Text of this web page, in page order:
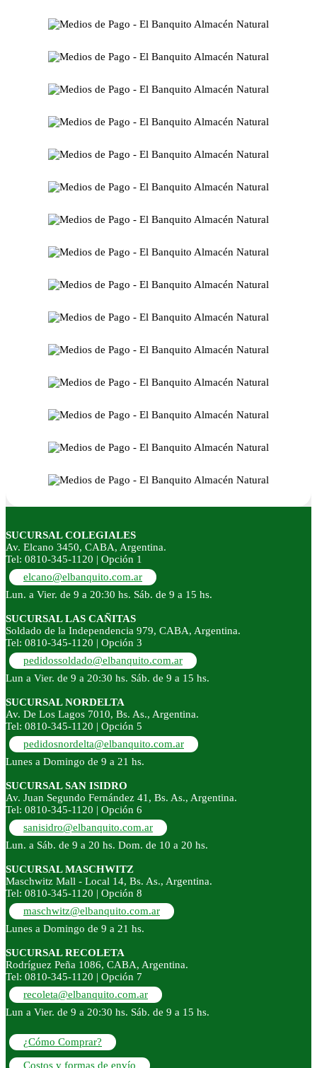
SUCURSAL COLEGIALES
Av. Elcano 3450, CABA, Argentina.
Tel: 0810-345-1120 | Opción 1
elcano@elbanquito.com.ar
Lun. a Vier. de 9 a 20:30 hs. Sáb. de 9 a 15 hs.
SUCURSAL LAS CAÑITAS
Soldado de la Independencia 979, CABA, Argentina.
Tel: 0810-345-1120 | Opción 3
pedidossoldado@elbanquito.com.ar
Lun a Vier. de 9 a 20:30 hs. Sáb. de 9 a 15 hs.
SUCURSAL NORDELTA
Av. De Los Lagos 7010, Bs. As., Argentina.
Tel: 0810-345-1120 | Opción 5
pedidosnordelta@elbanquito.com.ar
Lunes a Domingo de 9 a 21 hs.
SUCURSAL SAN ISIDRO
Av. Juan Segundo Fernández 41, Bs. As., Argentina.
Tel: 0810-345-1120 | Opción 6
sanisidro@elbanquito.com.ar
Lun. a Sáb. de 9 a 20 hs. Dom. de 10 a 20 hs.
SUCURSAL MASCHWITZ
Maschwitz Mall - Local 14, Bs. As., Argentina.
Tel: 0810-345-1120 | Opción 8
maschwitz@elbanquito.com.ar
Lunes a Domingo de 9 a 21 hs.
SUCURSAL RECOLETA
Rodríguez Peña 1086, CABA, Argentina.
Tel: 0810-345-1120 | Opción 7
recoleta@elbanquito.com.ar
Lun a Vier. de 9 a 20:30 hs. Sáb. de 9 a 15 hs.
¿Cómo Comprar?
Costos y formas de envío